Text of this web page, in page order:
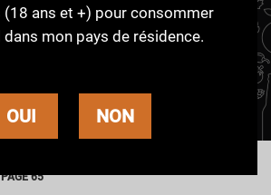
PAGE 65
(18 ans et +) pour consommer
dans mon pays de résidence.
OUI NON